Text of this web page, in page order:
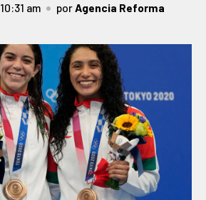
10:31 am porAgencia Reforma